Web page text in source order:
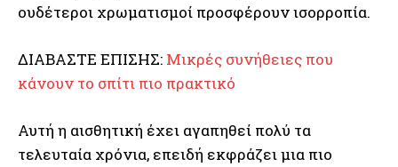
ουδέτεροι χρωματισμοί προσφέρουν ισορροπία.
ΔΙΑΒΑΣΤΕ ΕΠΙΣΗΣ: Μικρές συνήθειες που
κάνουν το σπίτι πιο πρακτικό
Αυτή η αισθητική έχει αγαπηθεί πολύ τα
τελευταία χρόνια, επειδή εκφράζει μια πιο